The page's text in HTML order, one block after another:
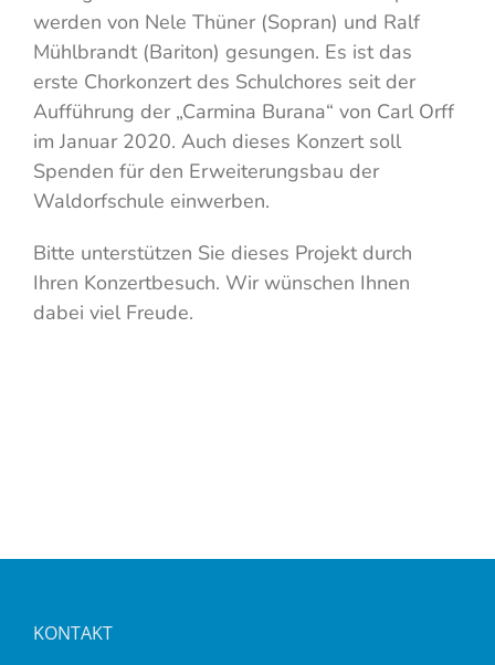
werden von Nele Thüner (Sopran) und Ralf
Mühlbrandt (Bariton) gesungen. Es ist das
erste Chorkonzert des Schulchores seit der
Aufführung der „Carmina Burana“ von Carl Orff
im Januar 2020. Auch dieses Konzert soll
Spenden für den Erweiterungsbau der
Waldorfschule einwerben.
Bitte unterstützen Sie dieses Projekt durch
Ihren Konzertbesuch. Wir wünschen Ihnen
dabei viel Freude.
KONTAKT